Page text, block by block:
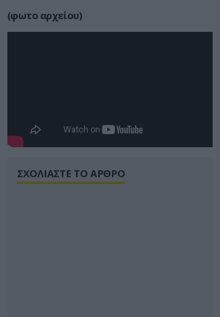
(φωτο αρχείου)
ΣΧΟΛΙΑΣΤΕ ΤΟ ΑΡΘΡΟ